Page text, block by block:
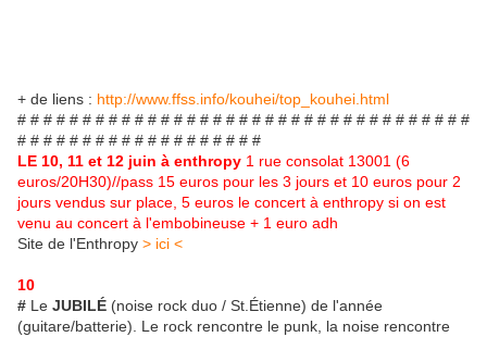
+ de liens : http://www.ffss.info/kouhei/top_kouhei.html
# # # # # # # # # # # # # # # # # # # # # # # # # # # # # # # # # # #
# # # # # # # # # # # # # # # # # # #
LE 10, 11 et 12 juin à enthropy 1 rue consolat 13001 (6
euros/20H30)//pass 15 euros pour les 3 jours et 10 euros pour 2
jours vendus sur place, 5 euros le concert à enthropy si on est
venu au concert à l'embobineuse + 1 euro adh
Site de l'Enthropy > ici <
10
# Le JUBILÉ (noise rock duo / St.Étienne) de l'année
(guitare/batterie). Le rock rencontre le punk, la noise rencontre